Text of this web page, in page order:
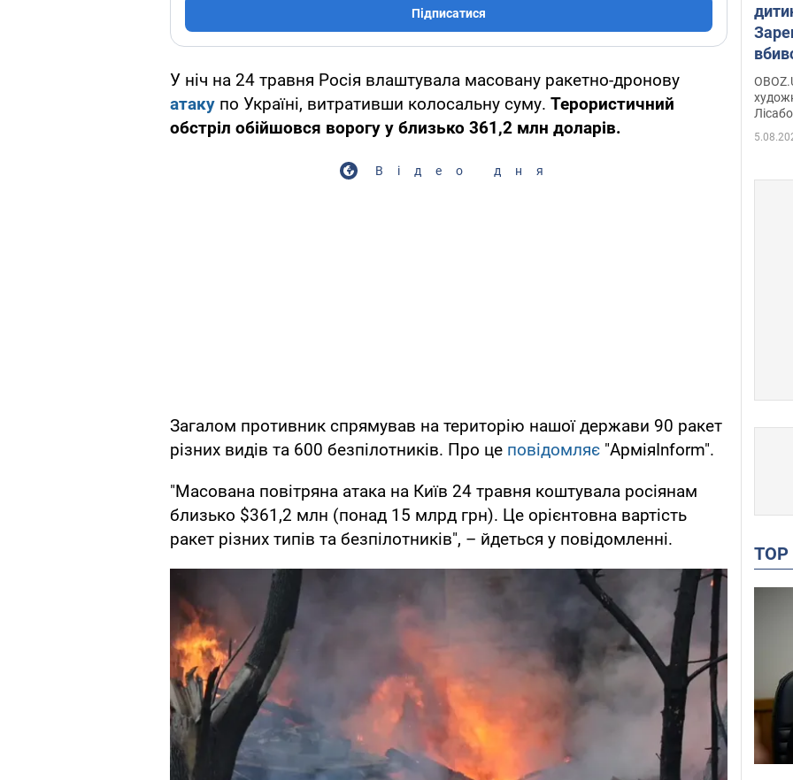
Підписатися
У ніч на 24 травня Росія влаштувала масовану ракетно-дронову
атаку по Україні, витративши колосальну суму. Терористичний
обстріл обійшовся ворогу у близько 361,2 млн доларів.
Відео дня
Загалом противник спрямував на територію нашої держави 90 ракет
різних видів та 600 безпілотників. Про це повідомляє "АрміяInform".
"Масована повітряна атака на Київ 24 травня коштувала росіянам
близько $361,2 млн (понад 15 млрд грн). Це орієнтовна вартість
ракет різних типів та безпілотників", – йдеться у повідомленні.
в